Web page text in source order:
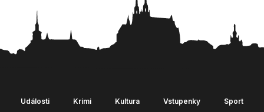
Události Krimi Kultura Vstupenky Sport